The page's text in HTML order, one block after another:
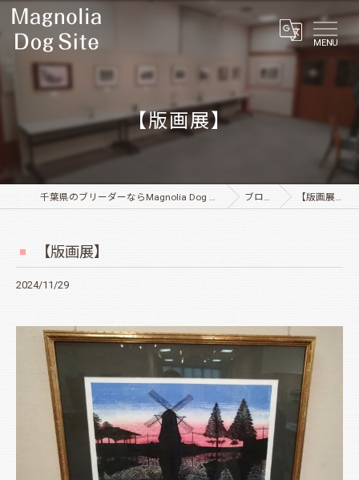
MENU
【版画展】
千葉県のブリーダーならMagnolia Dog Site ブログ 【版画展】
【版画展】
2024/11/29